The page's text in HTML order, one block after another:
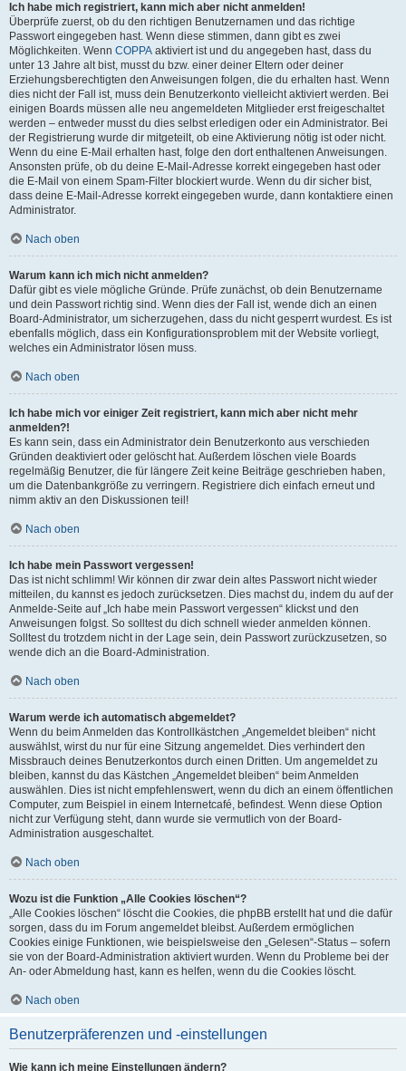
Ich habe mich registriert, kann mich aber nicht anmelden!
Überprüfe zuerst, ob du den richtigen Benutzernamen und das richtige
Passwort eingegeben hast. Wenn diese stimmen, dann gibt es zwei
Möglichkeiten. Wenn COPPA aktiviert ist und du angegeben hast, dass du
unter 13 Jahre alt bist, musst du bzw. einer deiner Eltern oder deiner
Erziehungsberechtigten den Anweisungen folgen, die du erhalten hast. Wenn
dies nicht der Fall ist, muss dein Benutzerkonto vielleicht aktiviert werden. Bei
einigen Boards müssen alle neu angemeldeten Mitglieder erst freigeschaltet
werden – entweder musst du dies selbst erledigen oder ein Administrator. Bei
der Registrierung wurde dir mitgeteilt, ob eine Aktivierung nötig ist oder nicht.
Wenn du eine E-Mail erhalten hast, folge den dort enthaltenen Anweisungen.
Ansonsten prüfe, ob du deine E-Mail-Adresse korrekt eingegeben hast oder
die E-Mail von einem Spam-Filter blockiert wurde. Wenn du dir sicher bist,
dass deine E-Mail-Adresse korrekt eingegeben wurde, dann kontaktiere einen
Administrator.
Nach oben
Warum kann ich mich nicht anmelden?
Dafür gibt es viele mögliche Gründe. Prüfe zunächst, ob dein Benutzername
und dein Passwort richtig sind. Wenn dies der Fall ist, wende dich an einen
Board-Administrator, um sicherzugehen, dass du nicht gesperrt wurdest. Es ist
ebenfalls möglich, dass ein Konfigurationsproblem mit der Website vorliegt,
welches ein Administrator lösen muss.
Nach oben
Ich habe mich vor einiger Zeit registriert, kann mich aber nicht mehr
anmelden?!
Es kann sein, dass ein Administrator dein Benutzerkonto aus verschieden
Gründen deaktiviert oder gelöscht hat. Außerdem löschen viele Boards
regelmäßig Benutzer, die für längere Zeit keine Beiträge geschrieben haben,
um die Datenbankgröße zu verringern. Registriere dich einfach erneut und
nimm aktiv an den Diskussionen teil!
Nach oben
Ich habe mein Passwort vergessen!
Das ist nicht schlimm! Wir können dir zwar dein altes Passwort nicht wieder
mitteilen, du kannst es jedoch zurücksetzen. Dies machst du, indem du auf der
Anmelde-Seite auf „Ich habe mein Passwort vergessen“ klickst und den
Anweisungen folgst. So solltest du dich schnell wieder anmelden können.
Solltest du trotzdem nicht in der Lage sein, dein Passwort zurückzusetzen, so
wende dich an die Board-Administration.
Nach oben
Warum werde ich automatisch abgemeldet?
Wenn du beim Anmelden das Kontrollkästchen „Angemeldet bleiben“ nicht
auswählst, wirst du nur für eine Sitzung angemeldet. Dies verhindert den
Missbrauch deines Benutzerkontos durch einen Dritten. Um angemeldet zu
bleiben, kannst du das Kästchen „Angemeldet bleiben“ beim Anmelden
auswählen. Dies ist nicht empfehlenswert, wenn du dich an einem öffentlichen
Computer, zum Beispiel in einem Internetcafé, befindest. Wenn diese Option
nicht zur Verfügung steht, dann wurde sie vermutlich von der Board-
Administration ausgeschaltet.
Nach oben
Wozu ist die Funktion „Alle Cookies löschen“?
„Alle Cookies löschen“ löscht die Cookies, die phpBB erstellt hat und die dafür
sorgen, dass du im Forum angemeldet bleibst. Außerdem ermöglichen
Cookies einige Funktionen, wie beispielsweise den „Gelesen“-Status – sofern
sie von der Board-Administration aktiviert wurden. Wenn du Probleme bei der
An- oder Abmeldung hast, kann es helfen, wenn du die Cookies löscht.
Nach oben
Benutzerpräferenzen und -einstellungen
Wie kann ich meine Einstellungen ändern?